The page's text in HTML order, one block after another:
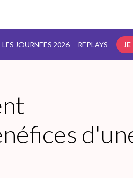
LES JOURNEES 2026 REPLAYS